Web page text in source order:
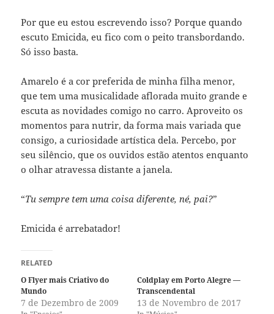
Por que eu estou escrevendo isso? Porque quando
escuto Emicida, eu fico com o peito transbordando.
Só isso basta.
Amarelo é a cor preferida de minha filha menor,
que tem uma musicalidade aflorada muito grande e
escuta as novidades comigo no carro. Aproveito os
momentos para nutrir, da forma mais variada que
consigo, a curiosidade artística dela. Percebo, por
seu silêncio, que os ouvidos estão atentos enquanto
o olhar atravessa distante a janela.
“Tu sempre tem uma coisa diferente, né, pai?”
Emicida é arrebatador!
RELATED
O Flyer mais Criativo do
Mundo
7 de Dezembro de 2009
Coldplay em Porto Alegre —
Transcendental
13 de Novembro de 2017